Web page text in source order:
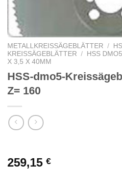
METALLKREISSÄGEBLÄTTER /
KREISSÄGEBLÄTTER
/
HSS
X 3,5 X 40MM
HSS-dmo5-
Z= 160
259,15 €